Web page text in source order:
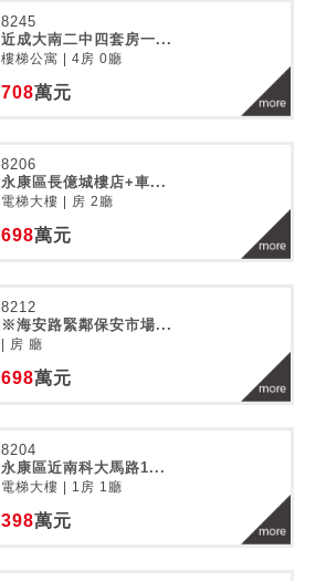
8245
近成大南二中四套房一...
樓梯公寓 | 4房 0廳
708萬元
8206
永康區長億城樓店+車...
電梯大樓 | 房 2廳
698萬元
8212
※海安路緊鄰保安市場...
| 房 廳
698萬元
8204
永康區近南科大馬路1...
電梯大樓 | 1房 1廳
398萬元